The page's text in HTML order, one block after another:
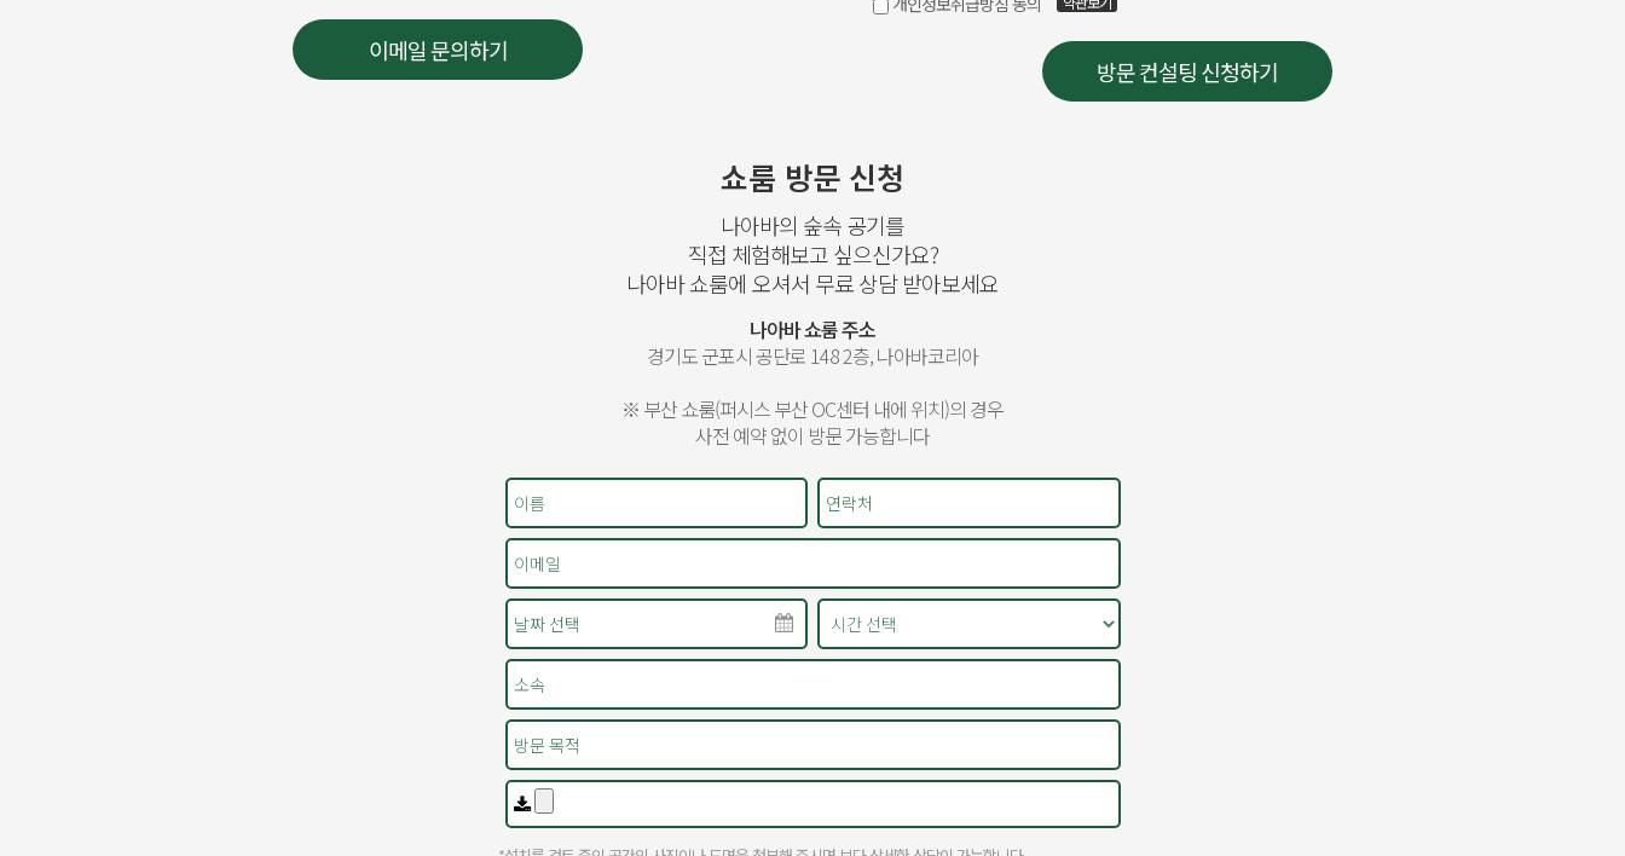
쇼룸 방문 신청
나아바의 숲속 공기를
직접 체험해보고 싶으신가요?
나아바 쇼룸에 오셔서 무료 상담 받아보세요
나아바 쇼룸 주소
경기도 군포시 공단로 148 2층, 나아바코리아
※ 부산 쇼룸(퍼시스 부산 OC센터 내에 위치)의 경우
사전 예약 없이 방문 가능합니다